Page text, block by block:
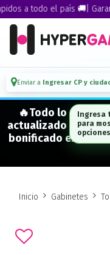
a todo el país 🚚|
Enviar a Ingresar CP y
🔥Todo lo que
actualizado y está
bonificado en
Inicio Gabinetes
Ingresa
para